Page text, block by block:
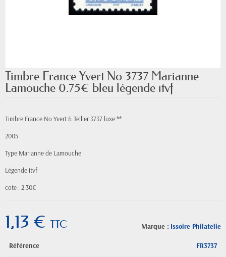
Timbre France Yvert No 3737 Marianne
Lamouche 0.75€ bleu légende itvf
Timbre France No Yvert & Tellier 3737 luxe **
2005
Type Marianne de Lamouche
Légende itvf
cote : 2.30€
Marque : Issoire Philatelie
1,13 € TTC
Référence FR3737